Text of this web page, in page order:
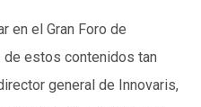
en el Gran Foro de
de estos contenidos tan
general de Innovaris,